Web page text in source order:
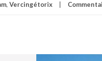
, Vercingétorix